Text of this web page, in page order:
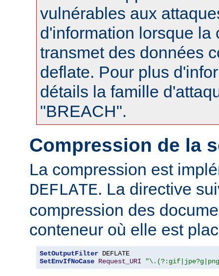
vulnérables aux
d'information lorsque la
transmet des données
deflate. Pour plus
détails la famille
"BREACH".
Compression de la
La compression est
DEFLATE. La directive
compression des
conteneur où elle est
SetOutputFilter
SetEnvIfNoCase Request_URI